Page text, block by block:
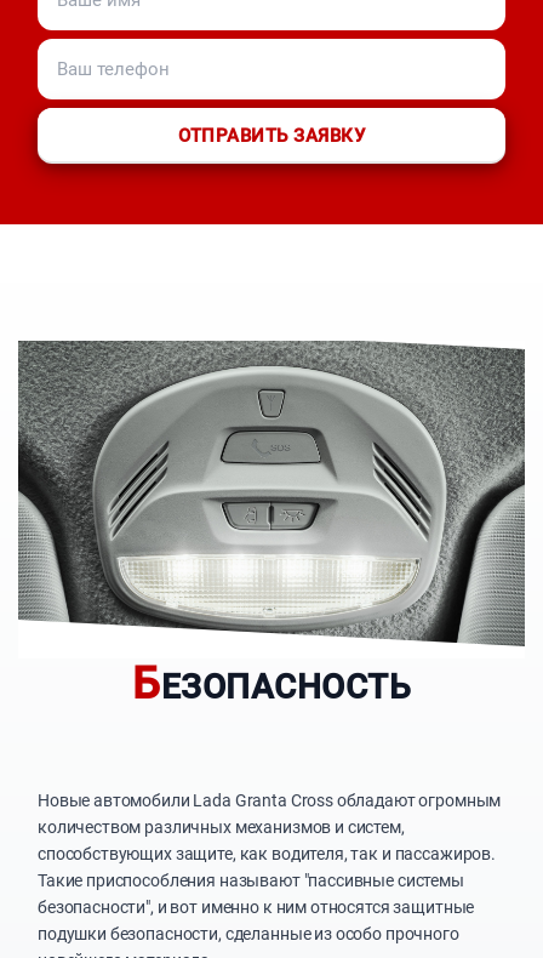
БЕЗОПАСНОСТЬ
Новые автомобили Lada Granta Cross обладают огромным
количеством различных механизмов и систем,
способствующих защите, как водителя, так и пассажиров.
Такие приспособления называют "пассивные системы
безопасности", и вот именно к ним относятся защитные
подушки безопасности, сделанные из особо прочного